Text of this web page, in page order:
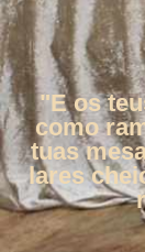
"E os
como
tuas
lares